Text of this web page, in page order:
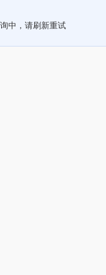
中，请刷新重试